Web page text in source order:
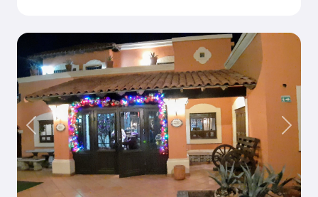
Previous Next